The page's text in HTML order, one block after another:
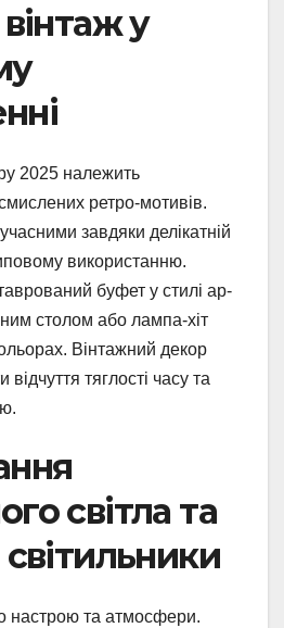
у
2025 належить
ретро-мотивів.
завдяки делікатній
використанню.
буфет у стилі ар-
столом або лампа-хіт
Вінтажний декор
тяглості часу та
світла та
настрою та атмосфери.